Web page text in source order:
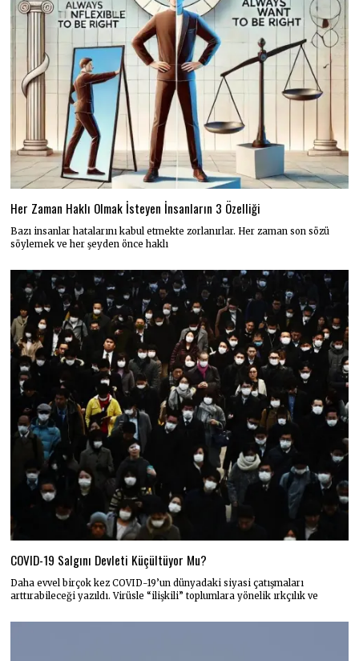
Her Zaman Haklı Olmak İsteyen İnsanların 3 Özelliği
Bazı insanlar hatalarını kabul etmekte zorlanırlar. Her zaman son sözü
söylemek ve her şeyden önce haklı
COVID-19 Salgını Devleti Küçültüyor Mu?
Daha evvel birçok kez COVID-19’un dünyadaki siyasi çatışmaları
arttırabileceği yazıldı. Virüsle “ilişkili” toplumlara yönelik ırkçılık ve